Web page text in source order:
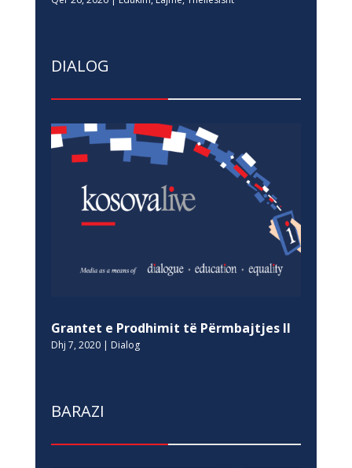
DIALOG
Grantet e Prodhimit të Përmbajtjes II
Dhj 7, 2020| Dialog
BARAZI